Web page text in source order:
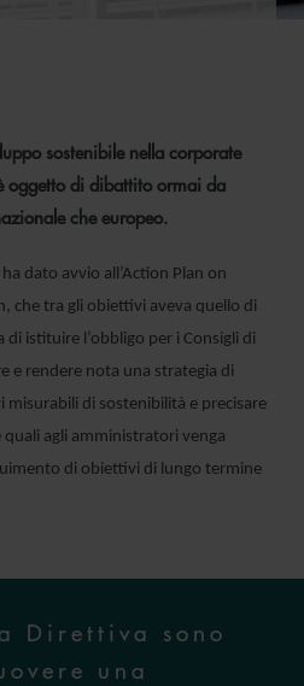
sostenibile nella corporate
oggetto di dibattito ormai da
che europeo.
dato avvio all’Action Plan on
che tra gli obiettivi aveva quello di
di istituire l’obbligo per i Consigli di
e rendere nota una strategia di
di sostenibilità e precisare
agli amministratori venga
di obiettivi di lungo termine
Direttiva sono
una